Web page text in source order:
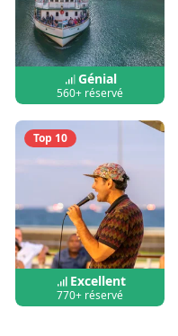
Génial
560+ réservé
Top 10
Excellent
770+ réservé